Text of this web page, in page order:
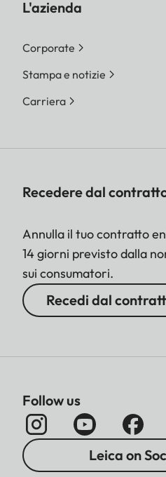
L'azienda
Corporate
Stampa e notizie
Carriera
Recedere dal
Annulla il tuo contratto
14 giorni previsto dalla
sui consumatori.
Recedi dal
Follow us
Leica on